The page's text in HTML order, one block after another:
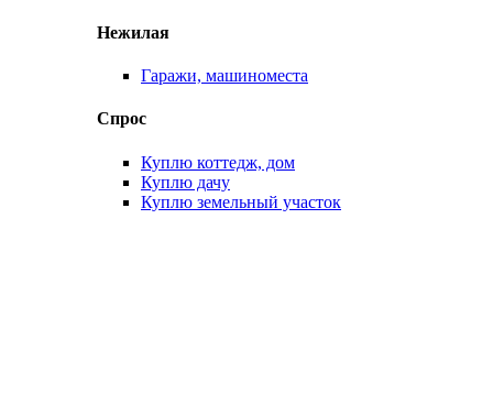
Нежилая
Гаражи, машиноместа
Спрос
Куплю коттедж, дом
Куплю дачу
Куплю земельный участок